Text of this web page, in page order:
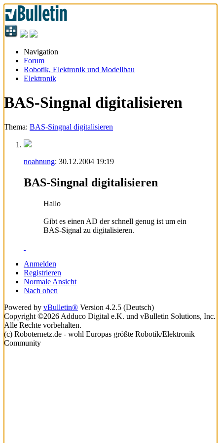
Navigation
Forum
Robotik, Elektronik und Modellbau
Elektronik
BAS-Singnal digitalisieren
Thema: BAS-Singnal digitalisieren
noahnung: 30.12.2004 19:19
BAS-Singnal digitalisieren
Hallo
Gibt es einen AD der schnell genug ist um ein
BAS-Signal zu digitalisieren.
Anmelden
Registrieren
Normale Ansicht
Nach oben
Powered by vBulletin® Version 4.2.5 (Deutsch)
Copyright ©2026 Adduco Digital e.K. und vBulletin Solutions, Inc.
Alle Rechte vorbehalten.
(c) Roboternetz.de - wohl Europas größte Robotik/Elektronik
Community